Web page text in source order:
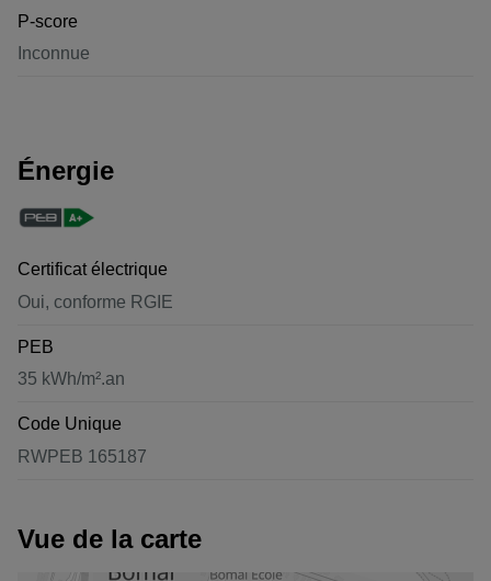
P-score
Inconnue
Énergie
Certificat électrique
Oui, conforme RGIE
PEB
35 kWh/m².an
Code Unique
RWPEB 165187
Vue de la carte